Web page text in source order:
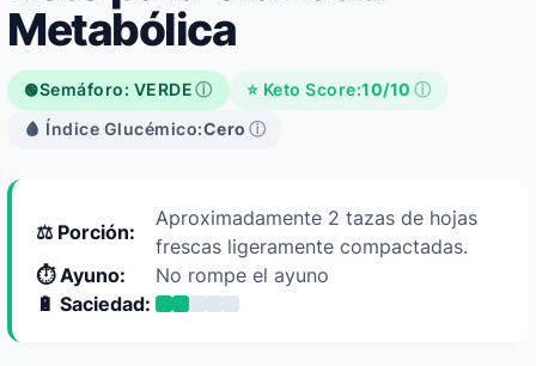
Metabólica
🟢Semáforo: VERDEⓘ ⭐ Keto Score:10/10 ⓘ
🩸 Índice Glucémico:Cero ⓘ
⚖️ Porción:
Aproximadamente 2 tazas de hojas
frescas ligeramente compactadas.
⏱️ Ayuno:
No rompe el ayuno
🔋 Saciedad: